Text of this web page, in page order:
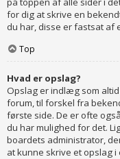
for dig at skrive en
du har, disse er fastsat af
Top
Hvad er opslag?
Opslag er indlæg som
forum, til forskel fra
første side. De er ofte
du har mulighed for det.
boardets administrator,
at kunne skrive et opslag i